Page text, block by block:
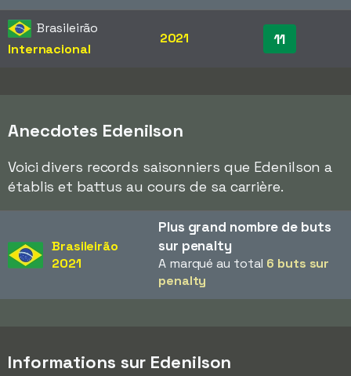
Brasileirão
Internacional
2021 11
Anecdotes Edenilson
Voici divers records saisonniers que Edenilson a
établis et battus au cours de sa carrière.
Brasileirão
2021
Plus grand nombre de buts
sur penalty
A marqué au total 6 buts sur
penalty
Informations sur Edenilson